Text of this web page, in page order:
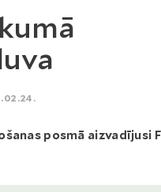
posmā aizvadījusi